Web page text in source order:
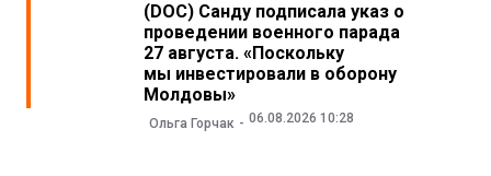
(DOC) Санду подписала указ о
проведении военного парада
27 августа. «Поскольку
мы инвестировали в оборону
Молдовы»
Ольга Горчак 06.08.2026 10:28